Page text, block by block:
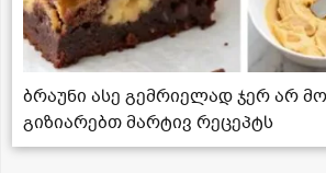
ბრაუნი ასე გემრიელად ჯერ არ
გიზიარებთ მარტივ რეცეპტს